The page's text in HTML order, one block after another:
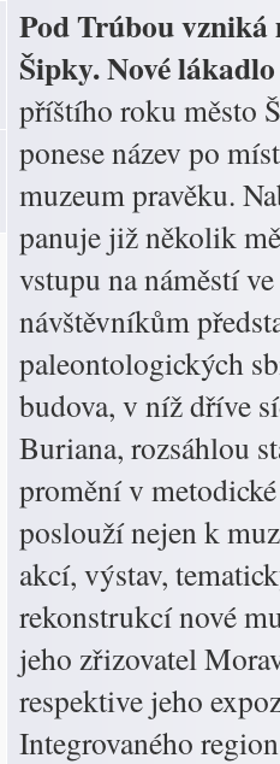
Pod Trúbou vzniká
Šipky. Nové
příštího roku město
ponese název po
muzeum pravěku.
panuje již několik
vstupu na náměstí
návštěvníkům
paleontologických
budova, v níž dříve
Buriana, rozsáhlou
promění v
poslouží nejen k
akcí, výstav,
rekonstrukcí nové
jeho zřizovatel
respektive jeho
Integrovaného